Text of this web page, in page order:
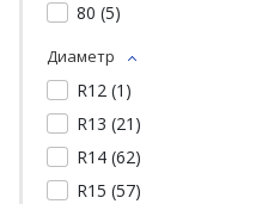
80 (5)
Диаметр
R12 (1 )
R13 (21 )
R14 (62)
R15 (57)